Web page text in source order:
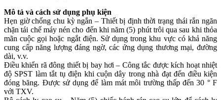
Mô tả và cách sử dụng phụ kiện
Hẹn giờ chống chu kỳ ngắn – Thiết bị định thời trạng thái rắn ngăn
chặn tái chế máy nén cho đến khi năm (5) phút trôi qua sau khi thỏa
mãn cuộc gọi hoặc ngắt điện. Sử dụng trong khu vực có khả năng
cung cấp năng lượng đáng ngờ, các ứng dụng thương mại, đường
dài, v.v.
Điều khiển rã đông thiết bị bay hơi – Công tắc được kích hoạt nhiệt
độ SPST làm tắt tụ điện khi cuộn dây trong nhà đạt đến điều kiện
đóng băng. Được sử dụng để làm mát môi trường thấp đến 30 ° F
với TXV.